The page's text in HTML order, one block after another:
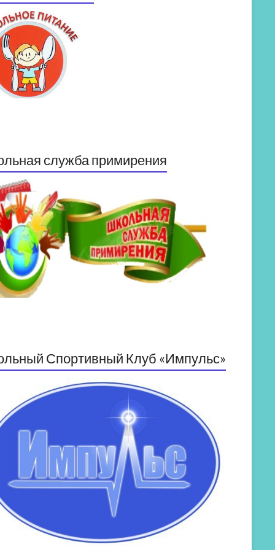
служба примирения
Спортивный Клуб «Импульс»